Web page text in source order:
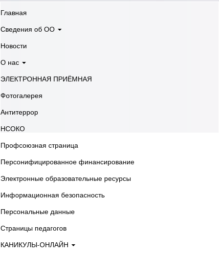
Главная
Сведения об ОО
Новости
О нас
ЭЛЕКТРОННАЯ ПРИЁМНАЯ
Фотогалерея
Антитеррор
НСОКО
Профсоюзная страница
Персонифицированное финансирование
Электронные образовательные ресурсы
Информационная безопасность
Персональные данные
Страницы педагогов
КАНИКУЛЫ-ОНЛАЙН